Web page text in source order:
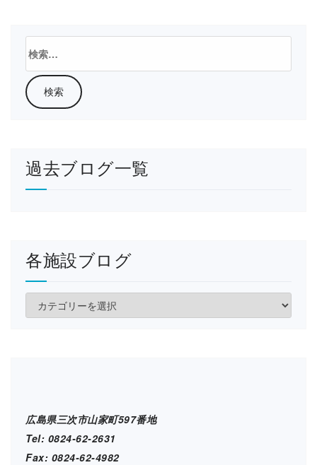
検
索:
過去ブログ一覧
各施設ブログ
各
広島県三次市山家町597番地
Tel: 0824-62-2631
Fax: 0824-62-4982